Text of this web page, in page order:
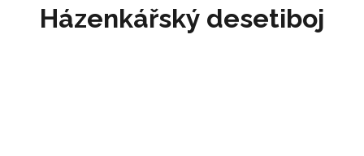
Házenkářský desetiboj